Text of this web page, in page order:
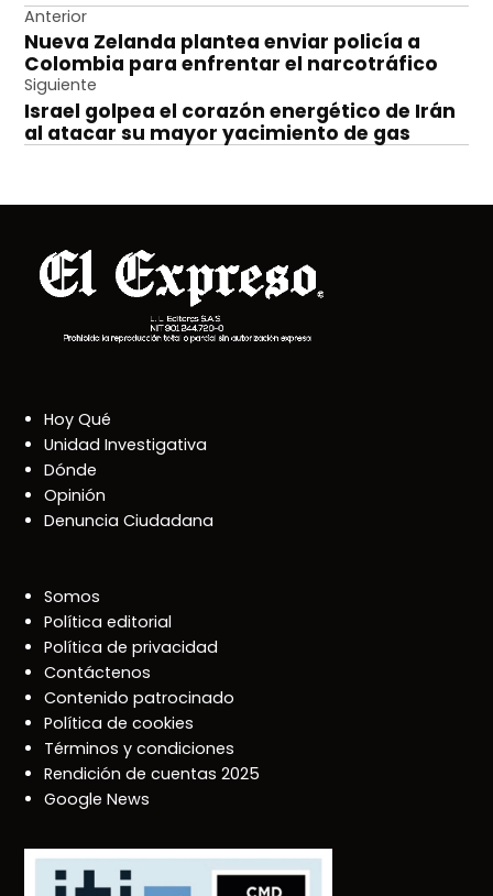
Navegación
de
entradas
Anterior
Nueva Zelanda plantea enviar policía a
Colombia para enfrentar el narcotráfico
Siguiente
Israel golpea el corazón energético de Irán
al atacar su mayor yacimiento de gas
Hoy Qué
Unidad Investigativa
Dónde
Opinión
Denuncia Ciudadana
Somos
Política editorial
Política de privacidad
Contáctenos
Contenido patrocinado
Política de cookies
Términos y condiciones
Rendición de cuentas 2025
Google News